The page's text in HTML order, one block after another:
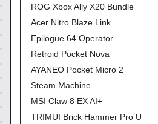
ROG Xbox Ally X20 Bundle
Acer Nitro Blaze Link
Epilogue 64 Operator
Retroid Pocket Nova
AYANEO Pocket Micro 2
Steam Machine
MSI Claw 8 EX AI+
TRIMUI Brick Hammer Pro U